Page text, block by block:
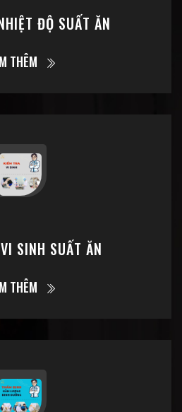
ĐỘ SUẤT ĂN
THÊM
SINH SUẤT ĂN
THÊM